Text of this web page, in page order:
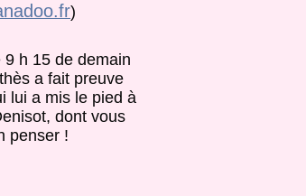
)
h 15 de demain
a fait preuve
lui a mis le pied à
dont vous
penser !